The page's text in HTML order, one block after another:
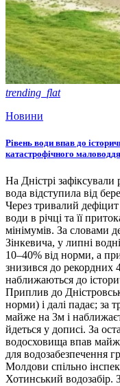
trending_flat
Новини
Рівень води впав до
катастрофічного маловоддя
На Дністрі
вода відступила від
Через тривалий
води в річці та її
мінімумів. За словами
Зінкевича, у липні
10–40% від норми, а
знизився до рекордних
наближаються до
Приплив до
норми) і далі падає; за
майже на 3м і
йдеться у дописі. За
водосховища впав
для водозабезпечення
Молдови спільно
Хотинський